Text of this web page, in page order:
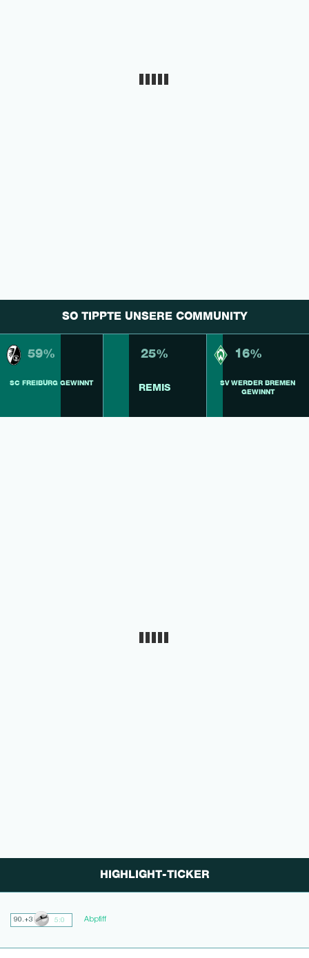
SO TIPPTE UNSERE COMMUNITY
59%
SC FREIBURG GEWINNT
25%
REMIS
16%
SV WERDER BREMEN
GEWINNT
HIGHLIGHT-TICKER
90.+3 5:0 Abpfiff